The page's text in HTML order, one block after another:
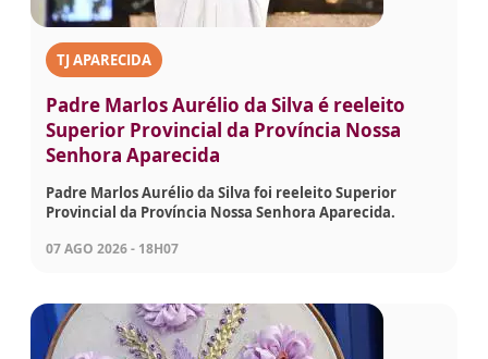
TJ APARECIDA
Padre Marlos Aurélio da Silva é reeleito
Superior Provincial da Província Nossa
Senhora Aparecida
Padre Marlos Aurélio da Silva foi reeleito Superior
Provincial da Província Nossa Senhora Aparecida.
07 AGO 2026 - 18H07